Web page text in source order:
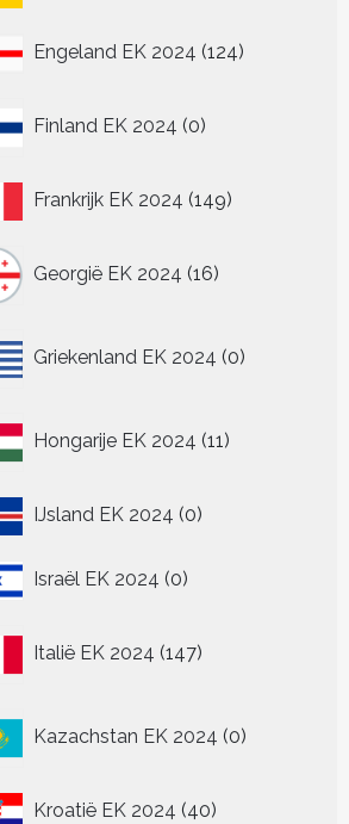
Engeland EK 2024 124124
Finland EK 2024 0
producten
Frankrijk EK 2024 149149
Georgië EK 2024 16
producten
Griekenland EK 2024 0
producten
Hongarije EK 2024 11
producten
IJsland EK 2024 00
Israël EK 2024 00
Italië EK 2024 147
producten
Kazachstan EK 2024 0
producten
Kroatië EK 2024 4040